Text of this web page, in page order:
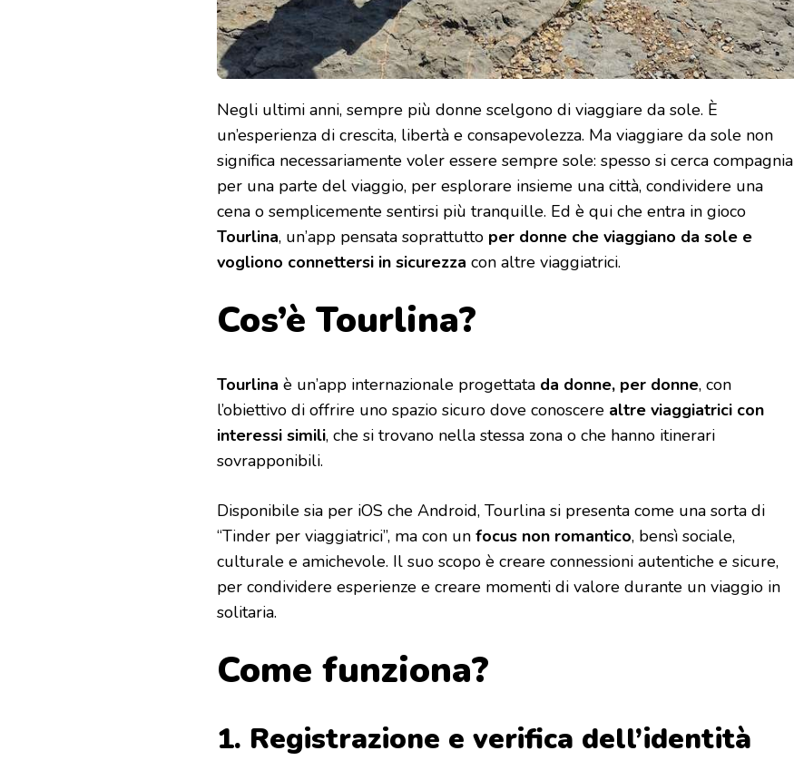
Negli ultimi anni, sempre più donne scelgono di viaggiare da sole. È
un’esperienza di crescita, libertà e consapevolezza. Ma viaggiare da sole non
significa necessariamente voler essere sempre sole: spesso si cerca compagnia
per una parte del viaggio, per esplorare insieme una città, condividere una
cena o semplicemente sentirsi più tranquille. Ed è qui che entra in gioco
Tourlina, un’app pensata soprattutto per donne che viaggiano da sole e
vogliono connettersi in sicurezza con altre viaggiatrici.
Cos’è Tourlina?
Tourlina è un’app internazionale progettata da donne, per donne, con
l’obiettivo di offrire uno spazio sicuro dove conoscere altre viaggiatrici con
interessi simili, che si trovano nella stessa zona o che hanno itinerari
sovrapponibili.
Disponibile sia per iOS che Android, Tourlina si presenta come una sorta di
“Tinder per viaggiatrici”, ma con un focus non romantico, bensì sociale,
culturale e amichevole. Il suo scopo è creare connessioni autentiche e sicure,
per condividere esperienze e creare momenti di valore durante un viaggio in
solitaria.
Come funziona?
1. Registrazione e verifica dell’identità